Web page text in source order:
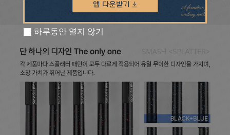
하루동안 열지 않기